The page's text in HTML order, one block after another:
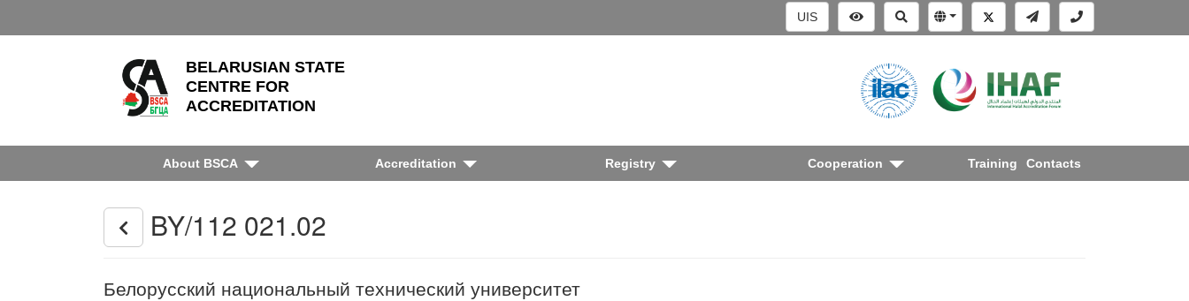
UIS
BELARUSIAN STATE
CENTRE FOR
ACCREDITATION
About BSCA Accreditation Registry Cooperation Training Contacts
BY/112 021.02
Белорусский национальный технический университет